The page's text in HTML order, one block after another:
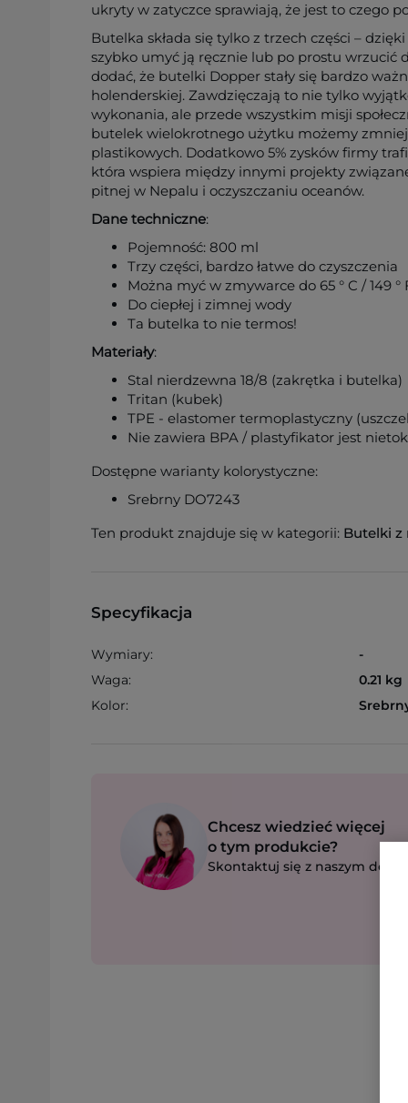
ukryty w zatyczce sprawiają, że jest to czego
Butelka składa się tylko z trzech części –
szybko umyć ją ręcznie lub po prostu wrzucić
dodać, że butelki Dopper stały się bardzo
holenderskiej. Zawdzięczają to nie tylko
wykonania, ale przede wszystkim misji
butelek wielokrotnego użytku możemy
plastikowych. Dodatkowo 5% zysków firmy
która wspiera między innymi projekty
pitnej w Nepalu i oczyszczaniu oceanów.
Dane techniczne:
Pojemność: 800 ml
Trzy części, bardzo łatwe do czyszczenia
Można myć w zmywarce do 65 ° C / 149 °
Do ciepłej i zimnej wody
Ta butelka to nie termos!
Materiały:
Stal nierdzewna 18/8 (zakrętka i butelka)
Tritan (kubek)
TPE - elastomer termoplastyczny
Nie zawiera BPA / plastyfikator jest
Dostępne warianty kolorystyczne:
Srebrny DO7243
Ten produkt znajduje się w kategorii: Butelki z
Specyfikacja
Wymiary:
-
Waga:
0.21 kg
Kolor:
Chcesz wiedzieć więcej
o tym produkcie?
Skontaktuj się z naszym